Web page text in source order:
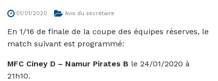
01/01/2020 Avis du secrétaire
En 1/16 de finale de la coupe des équipes réserves, le
match suivant est programmé:
MFC Ciney D – Namur Pirates B le 24/01/2020 à
21h10.